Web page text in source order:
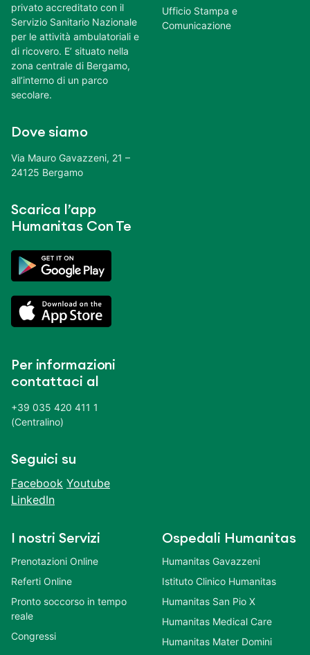
privato accreditato con il
Servizio Sanitario Nazionale
per le attività ambulatoriali e
di ricovero. E’ situato nella
zona centrale di Bergamo,
all’interno di un parco
secolare.
Dove siamo
Via Mauro Gavazzeni, 21 –
24125 Bergamo
Scarica l’app
Humanitas Con Te
Per informazioni
contattaci al
+39 035 420 411 1
(Centralino)
Seguici su
Facebook Youtube
LinkedIn
Ufficio Stampa e
Comunicazione
I nostri Servizi
Prenotazioni Online
Referti Online
Pronto soccorso in tempo
reale
Congressi
Ospedali Humanitas
Humanitas Gavazzeni
Istituto Clinico Humanitas
Humanitas San Pio X
Humanitas Medical Care
Humanitas Mater Domini